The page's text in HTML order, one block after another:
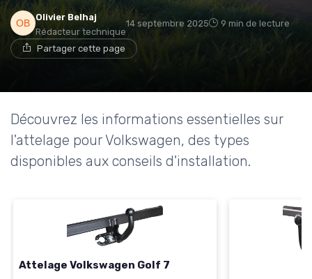
Olivier Belhaj
Rédacteur technique
14 septembre 2025 9 min de lecture
Partager cette page
Découvrez les informations essentielles sur
l'attelage pour Volkswagen, des types
disponibles aux conseils d'installation.
Attelage Volkswagen Golf 7